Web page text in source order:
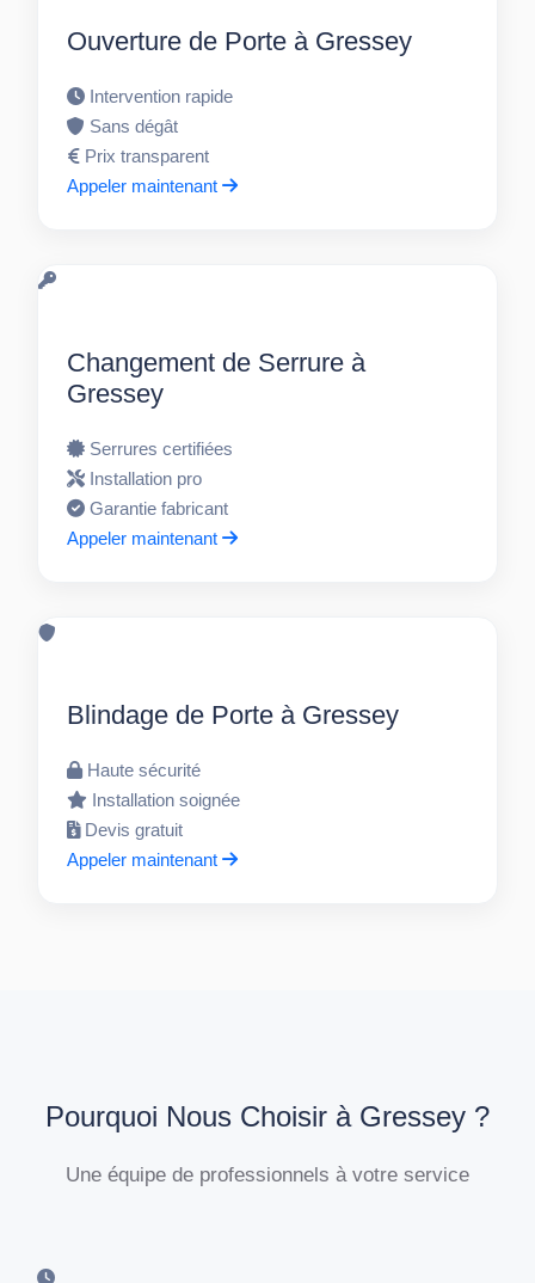
Ouverture de Porte à Gressey
Intervention rapide
Sans dégât
Prix transparent
Appeler maintenant
Changement de Serrure à
Gressey
Serrures certifiées
Installation pro
Garantie fabricant
Appeler maintenant
Blindage de Porte à Gressey
Haute sécurité
Installation soignée
Devis gratuit
Appeler maintenant
Pourquoi Nous Choisir à Gressey ?
Une équipe de professionnels à votre service